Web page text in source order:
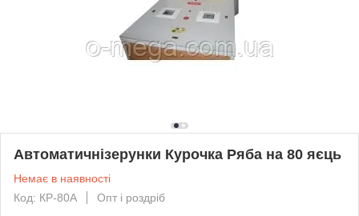
Автоматичнізерунки Курочка Ряба на 80 яєць
Немає в наявності
Код: КР-80А
Опт і роздріб